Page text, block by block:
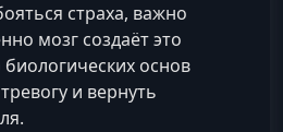
страха, важно
мозг создаёт это
основ
и вернуть